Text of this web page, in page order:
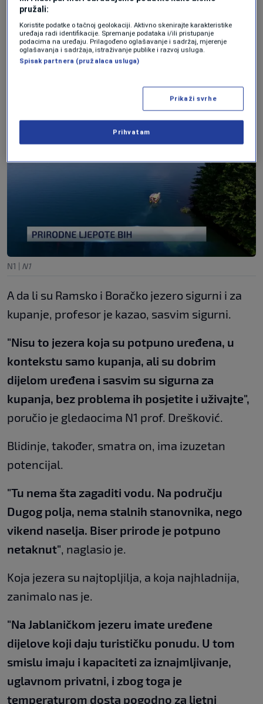
vezani za zdravstveni status posjetilaca. Nije
to turistička propaganda koju ja forsiram,
nego naše su rijeke i jezera izuzetno čisti,
prirodni dragulji koji nude rekreaciju, sport,
N1 | N1
A da li su Ramsko i Boračko jezero sigurni i za
kupanje, profesor je kazao, sasvim sigurni.
"Nisu to jezera koja su potpuno uređena, u
kontekstu samo kupanja, ali su dobrim
dijelom uređena i sasvim su sigurna za
kupanja, bez problema ih posjetite i uživajte",
poručio je gledaocima N1 prof. Drešković.
Blidinje, također, smatra on, ima izuzetan
potencijal.
"Tu nema šta zagaditi vodu. Na području
Dugog polja, nema stalnih stanovnika, nego
vikend naselja. Biser prirode je potpuno
netaknut" , naglasio je.
Koja jezera su najtopljilja, a koja najhladnija,
zanimalo nas je.
"Na Jablaničkom jezeru imate uređene
dijelove koji daju turističku ponudu. U tom
smislu imaju i kapaciteti za iznajmljivanje,
uglavnom privatni, i zbog toga je
temperaturom dosta pogodno za ljetni
pružali:
Koristite podatke o tačnoj geolokaciji. Aktivno skenirajte karakteristike
uređaja radi identifikacije. Spremanje podataka i/ili pristupanje
podacima na uređaju. Prilagođeno oglašavanje i sadržaj, mjerenje
oglašavanja i sadržaja, istraživanje publike i razvoj usluga.
Spisak partnera (pružalaca usluga)
Prikaži svrhe
Prihvatam